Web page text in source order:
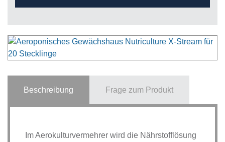
Beschreibung Frage zum Produkt
Im Aerokulturvermehrer wird die Nährstofflösung